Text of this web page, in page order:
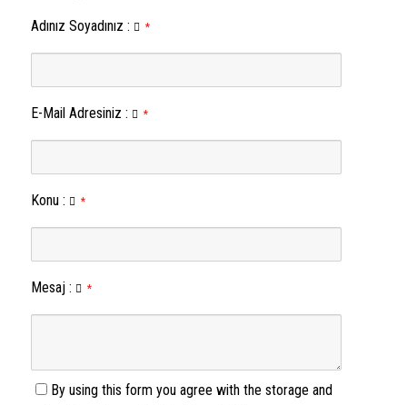
Adınız Soyadınız : *
E-Mail Adresiniz : *
Konu : *
Mesaj : *
By using this form you agree with the storage and